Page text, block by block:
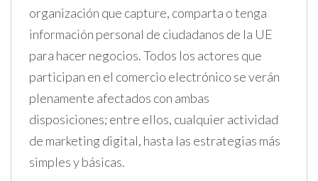
organización que capture, comparta o tenga
información personal de ciudadanos de la UE
para hacer negocios. Todos los actores que
participan en el comercio electrónico se verán
plenamente afectados con ambas
disposiciones; entre ellos, cualquier actividad
de marketing digital, hasta las estrategias más
simples y básicas.